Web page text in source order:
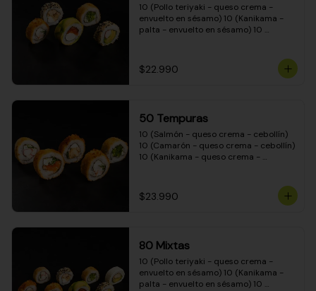
10 (Pollo teriyaki - queso crema -
envuelto en sésamo) 10 (Kanikama -
palta - envuelto en sésamo) 10
cebollín - envuelto en masa tempura)
10 (Pimentón - queso crema - cebollín
$22.990
50 Tempuras
10 (Salmón - queso crema - cebollín)
10 (Camarón - queso crema - cebollín)
10 (Kanikama - queso crema -
crema - cebollín)
$23.990
80 Mixtas
10 (Pollo teriyaki - queso crema -
envuelto en sésamo) 10 (Kanikama -
palta - envuelto en sésamo) 10